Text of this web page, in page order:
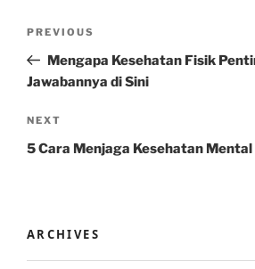
Previous
Post
PREVIOUS
Mengapa Kesehatan Fisik
Jawabannya di Sini
Next
Post
NEXT
5 Cara Menjaga Kesehatan Mental
ARCHIVES